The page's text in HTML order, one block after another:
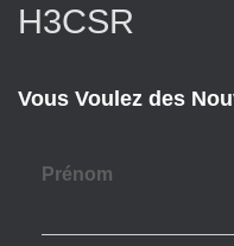
H3CSR
Vous Voulez des
Prénom